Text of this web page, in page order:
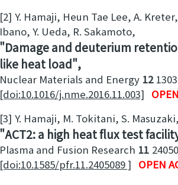
[2] Y. Hamaji, Heun Tae Lee, A.
Ibano, Y. Ueda, R. Sakamoto
Damage and deuterium
like heat load
Nuclear Materials and Energy 12
[doi:10.1016/j.nme.2016.11.003]
[3] Y. Hamaji, M. Tokitani, S.
ACT2: a high heat flux test
Plasma and Fusion Research 11
[doi:10.1585/pfr.11.2405089 ] OPEN